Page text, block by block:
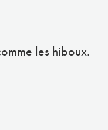
les hiboux.